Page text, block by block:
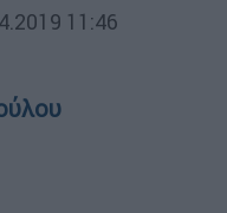
11:46